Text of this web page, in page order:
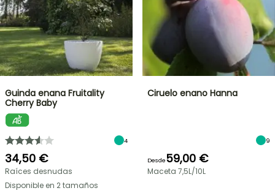
Guinda enana Fruitality
Cherry Baby
4
34,50 €
Raíces desnudas
Disponible en 2 tamaños
Ciruelo enano Hanna
9
Desde59,00 €
Maceta 7,5L/10L